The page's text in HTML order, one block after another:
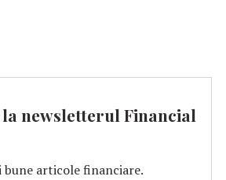
la newsletterul Financial
bune articole financiare.